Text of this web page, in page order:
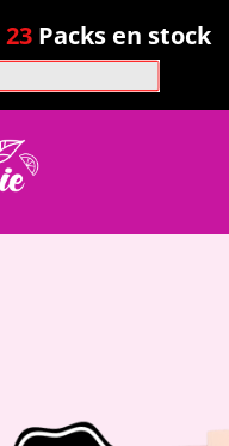
23 Packs en stock